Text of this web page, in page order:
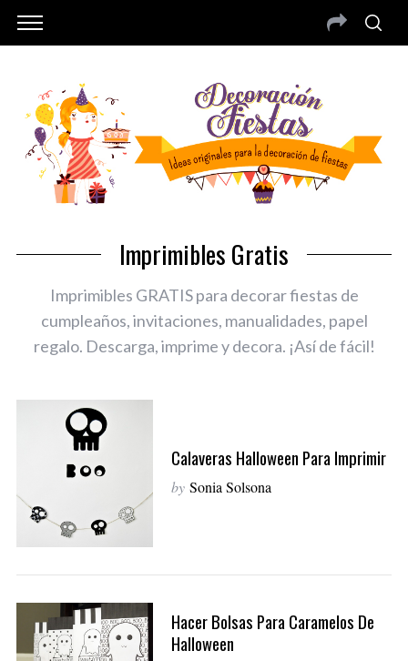
Imprimibles Gratis
Imprimibles GRATIS para decorar fiestas de
cumpleaños, invitaciones, manualidades, papel
regalo. Descarga, imprime y decora. ¡Así de fácil!
Calaveras Halloween Para Imprimir
by Sonia Solsona
Hacer Bolsas Para Caramelos De
Halloween